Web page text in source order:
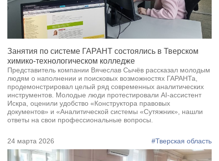
Занятия по системе ГАРАНТ состоялись в Тверском
химико-технологическом колледже
Представитель компании Вячеслав Сычёв рассказал молодым
людям о наполнении и поисковых возможностях ГАРАНТа,
продемонстрировал целый ряд современных аналитических
инструментов. Молодые люди протестировали AI-ассистент
Искра, оценили удобство «Конструктора правовых
документов» и «Аналитической системы «Сутяжник», нашли
ответы на свои профессиональные вопросы.
24 марта 2026 #Тверская область